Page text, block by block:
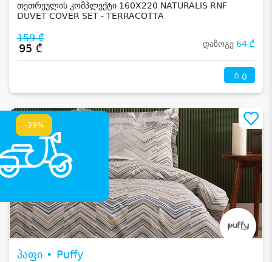
თეთრეულის კომპლექტი 160X220 NATURALIS RNF
DUVET COVER SET - TERRACOTTA
159 ₾
95 ₾ დაზოგე 64 ₾
0
-39%
პაფი • Puffy